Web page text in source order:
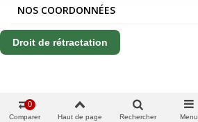
NOS COORDONNÉES
Droit de rétractation
Comparer
0
Haut de page Rechercher Menu